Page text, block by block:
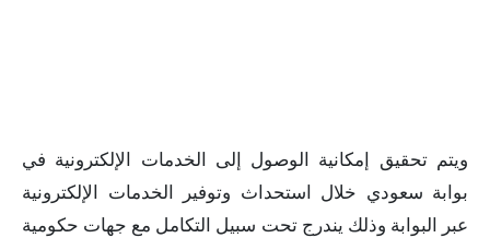
ويتم تحقيق إمكانية الوصول إلى الخدمات الإلكترونية في
بوابة سعودي خلال استحداث وتوفير الخدمات الإلكترونية
عبر البوابة وذلك يندرج تحت سبيل التكامل مع جهات حكومية